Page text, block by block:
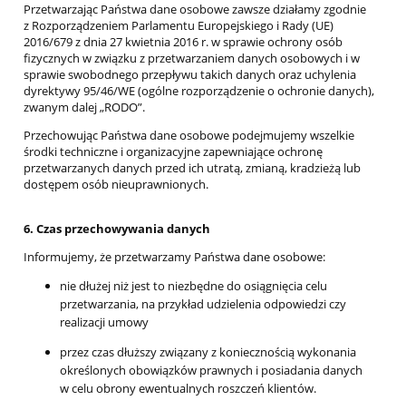
Przetwarzając Państwa dane osobowe zawsze działamy zgodnie
z Rozporządzeniem Parlamentu Europejskiego i Rady (UE)
2016/679 z dnia 27 kwietnia 2016 r. w sprawie ochrony osób
fizycznych w związku z przetwarzaniem danych osobowych i w
sprawie swobodnego przepływu takich danych oraz uchylenia
dyrektywy 95/46/WE (ogólne rozporządzenie o ochronie danych),
zwanym dalej „RODO”.
Przechowując Państwa dane osobowe podejmujemy wszelkie
środki techniczne i organizacyjne zapewniające ochronę
przetwarzanych danych przed ich utratą, zmianą, kradzieżą lub
dostępem osób nieuprawnionych.
6. Czas przechowywania danych
Informujemy, że przetwarzamy Państwa dane osobowe:
nie dłużej niż jest to niezbędne do osiągnięcia celu
przetwarzania, na przykład udzielenia odpowiedzi czy
realizacji umowy
przez czas dłuższy związany z koniecznością wykonania
określonych obowiązków prawnych i posiadania danych
w celu obrony ewentualnych roszczeń klientów.